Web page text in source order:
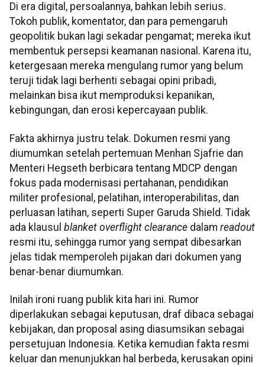
Di era digital, persoalannya, bahkan lebih serius.
Tokoh publik, komentator, dan para pemengaruh
geopolitik bukan lagi sekadar pengamat; mereka ikut
membentuk persepsi keamanan nasional. Karena itu,
ketergesaan mereka mengulang rumor yang belum
teruji tidak lagi berhenti sebagai opini pribadi,
melainkan bisa ikut memproduksi kepanikan,
kebingungan, dan erosi kepercayaan publik.
Fakta akhirnya justru telak. Dokumen resmi yang
diumumkan setelah pertemuan Menhan Sjafrie dan
Menteri Hegseth berbicara tentang MDCP dengan
fokus pada modernisasi pertahanan, pendidikan
militer profesional, pelatihan, interoperabilitas, dan
perluasan latihan, seperti Super Garuda Shield. Tidak
ada klausul blanket overflight clearance dalam readout
resmi itu, sehingga rumor yang sempat dibesarkan
jelas tidak memperoleh pijakan dari dokumen yang
benar-benar diumumkan.
Inilah ironi ruang publik kita hari ini. Rumor
diperlakukan sebagai keputusan, draf dibaca sebagai
kebijakan, dan proposal asing diasumsikan sebagai
persetujuan Indonesia. Ketika kemudian fakta resmi
keluar dan menunjukkan hal berbeda, kerusakan opini